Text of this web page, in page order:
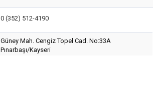
0 (352) 512-4190
Güney Mah. Cengiz Topel Cad. No:33A
Pınarbaşı/Kayseri